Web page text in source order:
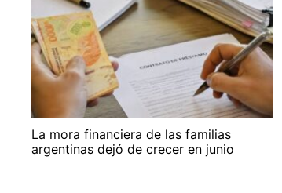
La mora financiera de las familias
argentinas dejó de crecer en junio